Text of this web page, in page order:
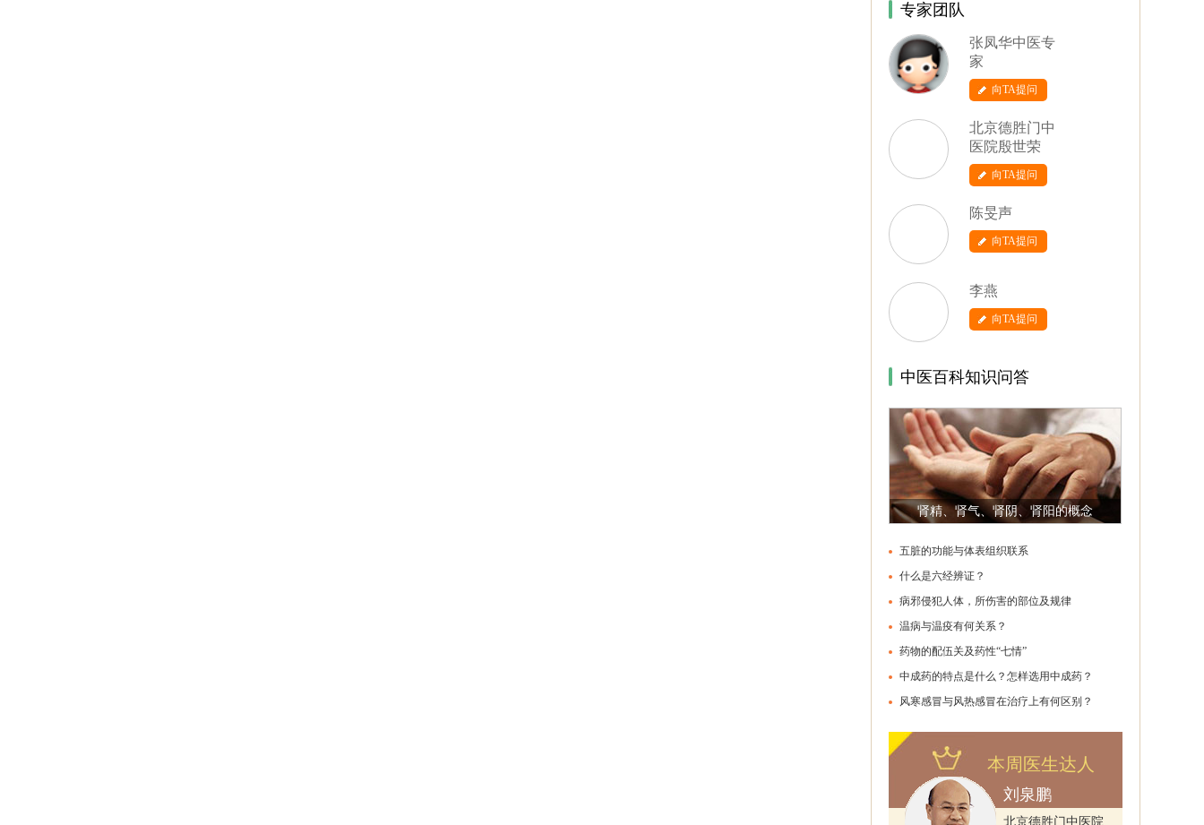
专家团队
张凤华中医专
家
向TA提问
北京德胜门中
医院殷世荣
向TA提问
陈旻声
向TA提问
李燕
向TA提问
中医百科知识问答
肾精、肾气、肾阴、肾阳的概念
五脏的功能与体表组织联系
什么是六经辨证？
病邪侵犯人体，所伤害的部位及规律
温病与温疫有何关系？
药物的配伍关及药性“七情”
中成药的特点是什么？怎样选用中成药？
些？
风寒感冒与风热感冒在治疗上有何区别？
本周医生达人
刘泉鹏
北京德胜门中医院